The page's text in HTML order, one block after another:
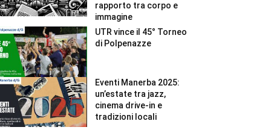
rapporto tra corpo e
immagine
UTR vince il 45° Torneo
di Polpenazze
Eventi Manerba 2025:
un’estate tra jazz,
cinema drive-in e
tradizioni locali